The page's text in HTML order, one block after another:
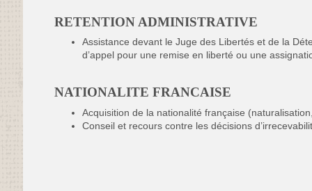
RETENTION ADMINISTRATIVE
Assistance devant le Juge des Libertés et de la
d’appel pour une remise en liberté ou une
NATIONALITE FRANCAISE
Acquisition de la nationalité française
Conseil et recours contre les décisions